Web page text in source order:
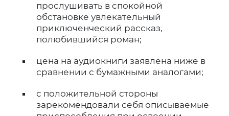
прослушивать в спокойной
обстановке увлекательный
приключенческий рассказ,
полюбившийся роман;
цена на аудиокниги заявлена ниже в
сравнении с бумажными аналогами;
с положительной стороны
зарекомендовали себя описываемые